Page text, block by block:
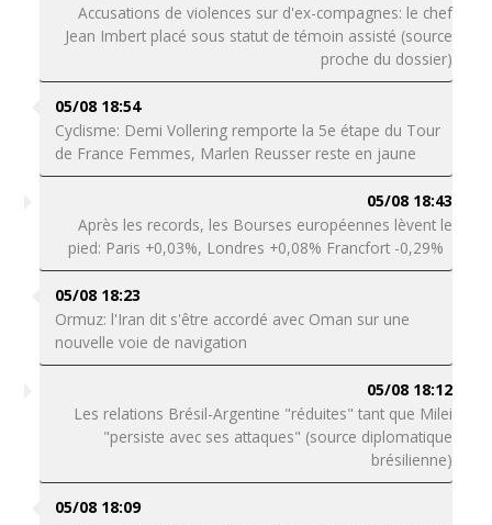
Accusations de violences sur d'ex-compagnes: le chef
Jean Imbert placé sous statut de témoin assisté (source
proche du dossier)
05/08 18:54
Cyclisme: Demi Vollering remporte la 5e étape du Tour
de France Femmes, Marlen Reusser reste en jaune
05/08 18:43
Après les records, les Bourses européennes lèvent le
pied: Paris +0,03%, Londres +0,08% Francfort -0,29%
05/08 18:23
Ormuz: l'Iran dit s'être accordé avec Oman sur une
nouvelle voie de navigation
05/08 18:12
Les relations Brésil-Argentine "réduites" tant que Milei
"persiste avec ses attaques" (source diplomatique
brésilienne)
05/08 18:09